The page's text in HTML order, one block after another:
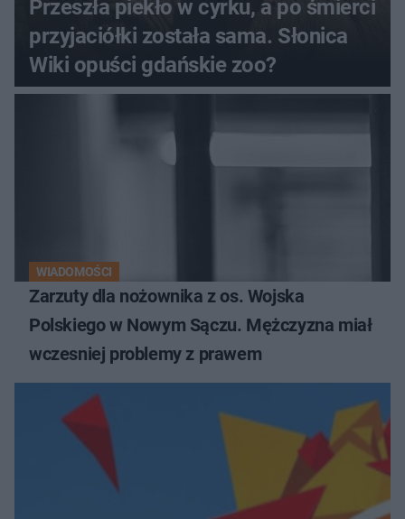
Przeszła piekło w cyrku, a po śmierci
przyjaciółki została sama. Słonica
Wiki opuści gdańskie zoo?
WIADOMOŚCI
Zarzuty dla nożownika z os. Wojska
Polskiego w Nowym Sączu. Mężczyzna miał
wczesniej problemy z prawem